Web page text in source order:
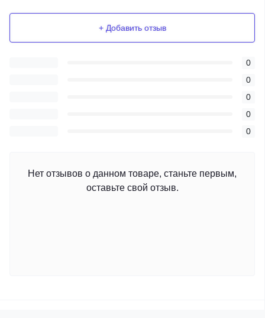
+ Добавить отзыв
0
0
0
0
0
Нет отзывов о данном товаре, станьте первым,
оставьте свой отзыв.